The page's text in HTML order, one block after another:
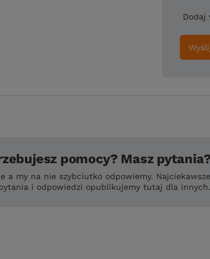
Dodaj
pomocy? Masz
a my na nie szybciutko odpowiemy. Najciekawsze
i odpowiedzi opublikujemy tutaj dla innych.